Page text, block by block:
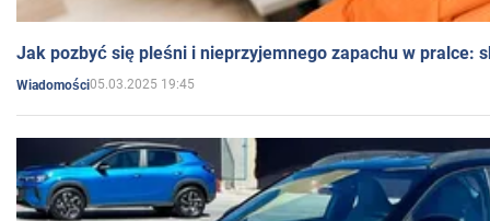
Jak pozbyć się pleśni i nieprzyjemnego zapachu w pralce:
Wiadomości05.03.2025 19:45